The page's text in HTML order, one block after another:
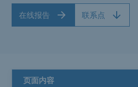
在线报告 联系点
页面内容